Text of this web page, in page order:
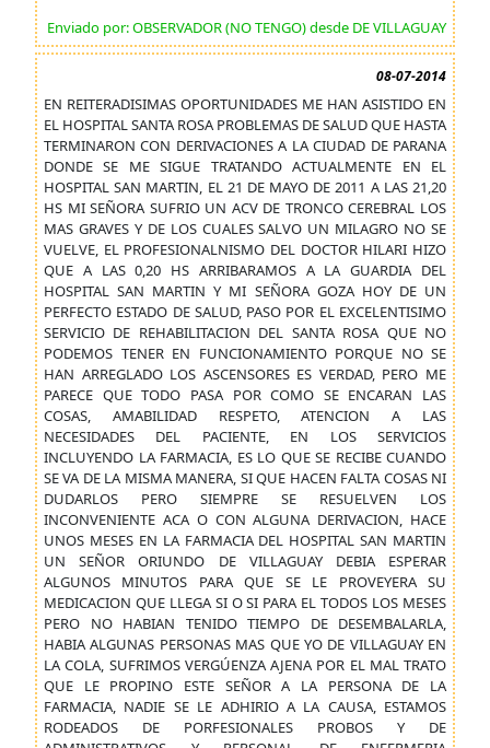
Enviado por: OBSERVADOR (NO TENGO) desde DE VILLAGUAY
08-07-2014
EN REITERADISIMAS OPORTUNIDADES ME HAN ASISTIDO EN
EL HOSPITAL SANTA ROSA PROBLEMAS DE SALUD QUE HASTA
TERMINARON CON DERIVACIONES A LA CIUDAD DE PARANA
DONDE SE ME SIGUE TRATANDO ACTUALMENTE EN EL
HOSPITAL SAN MARTIN, EL 21 DE MAYO DE 2011 A LAS 21,20
HS MI SEÑORA SUFRIO UN ACV DE TRONCO CEREBRAL LOS
MAS GRAVES Y DE LOS CUALES SALVO UN MILAGRO NO SE
VUELVE, EL PROFESIONALNISMO DEL DOCTOR HILARI HIZO
QUE A LAS 0,20 HS ARRIBARAMOS A LA GUARDIA DEL
HOSPITAL SAN MARTIN Y MI SEÑORA GOZA HOY DE UN
PERFECTO ESTADO DE SALUD, PASO POR EL EXCELENTISIMO
SERVICIO DE REHABILITACION DEL SANTA ROSA QUE NO
PODEMOS TENER EN FUNCIONAMIENTO PORQUE NO SE
HAN ARREGLADO LOS ASCENSORES ES VERDAD, PERO ME
PARECE QUE TODO PASA POR COMO SE ENCARAN LAS
COSAS, AMABILIDAD RESPETO, ATENCION A LAS
NECESIDADES DEL PACIENTE, EN LOS SERVICIOS
INCLUYENDO LA FARMACIA, ES LO QUE SE RECIBE CUANDO
SE VA DE LA MISMA MANERA, SI QUE HACEN FALTA COSAS NI
DUDARLOS PERO SIEMPRE SE RESUELVEN LOS
INCONVENIENTE ACA O CON ALGUNA DERIVACION, HACE
UNOS MESES EN LA FARMACIA DEL HOSPITAL SAN MARTIN
UN SEÑOR ORIUNDO DE VILLAGUAY DEBIA ESPERAR
ALGUNOS MINUTOS PARA QUE SE LE PROVEYERA SU
MEDICACION QUE LLEGA SI O SI PARA EL TODOS LOS MESES
PERO NO HABIAN TENIDO TIEMPO DE DESEMBALARLA,
HABIA ALGUNAS PERSONAS MAS QUE YO DE VILLAGUAY EN
LA COLA, SUFRIMOS VERGÚENZA AJENA POR EL MAL TRATO
QUE LE PROPINO ESTE SEÑOR A LA PERSONA DE LA
FARMACIA, NADIE SE LE ADHIRIO A LA CAUSA, ESTAMOS
RODEADOS DE PORFESIONALES PROBOS Y DE